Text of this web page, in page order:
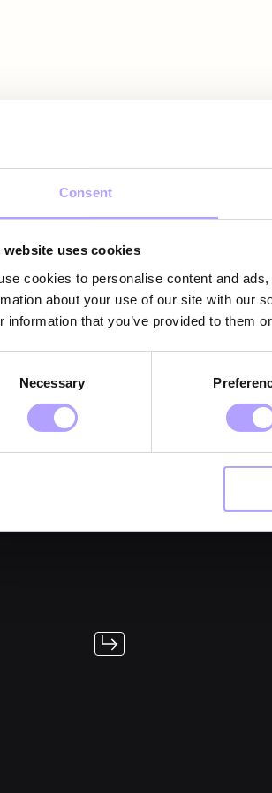
Consent
website uses cookies
cookies to personalise content and
about your use of our site with our
information that you’ve provided to them
Necessary